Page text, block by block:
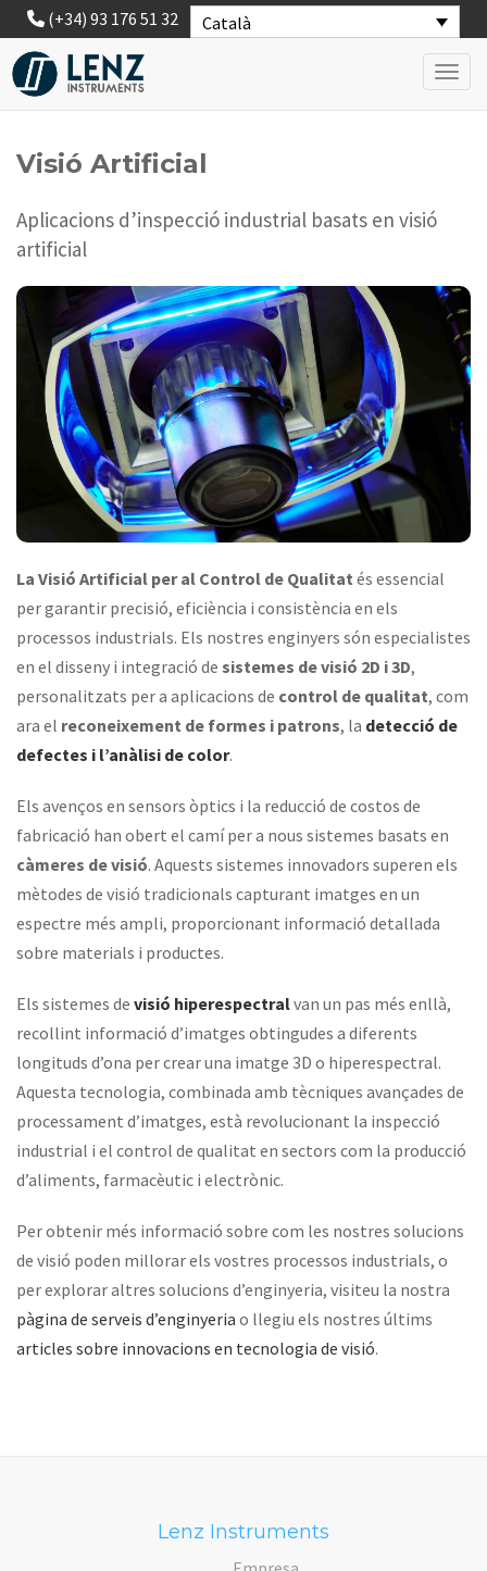
Català
(+34) 93 176 51 32
Visió Artificial
Aplicacions d’inspecció industrial basats en visió
artificial
La Visió Artificial per al Control de Qualitat és essencial
per garantir precisió, eficiència i consistència en els
processos industrials. Els nostres enginyers són especialistes
en el disseny i integració de sistemes de visió 2D i 3D,
personalitzats per a aplicacions de control de qualitat, com
ara el reconeixement de formes i patrons, la detecció de
defectes i l’anàlisi de color.
Els avenços en sensors òptics i la reducció de costos de
fabricació han obert el camí per a nous sistemes basats en
càmeres de visió. Aquests sistemes innovadors superen els
mètodes de visió tradicionals capturant imatges en un
espectre més ampli, proporcionant informació detallada
sobre materials i productes.
Els sistemes de visió hiperespectralvan un pas més enllà,
recollint informació d’imatges obtingudes a diferents
longituds d’ona per crear una imatge 3D o hiperespectral.
Aquesta tecnologia, combinada amb tècniques avançades de
processament d’imatges, està revolucionant la inspecció
industrial i el control de qualitat en sectors com la producció
d’aliments, farmacèutic i electrònic.
Per obtenir més informació sobre com les nostres solucions
de visió poden millorar els vostres processos industrials, o
per explorar altres solucions d’enginyeria, visiteu la nostra
pàgina de serveis d’enginyeria o llegiu els nostres últims
articles sobre innovacions en tecnologia de visió.
Lenz Instruments